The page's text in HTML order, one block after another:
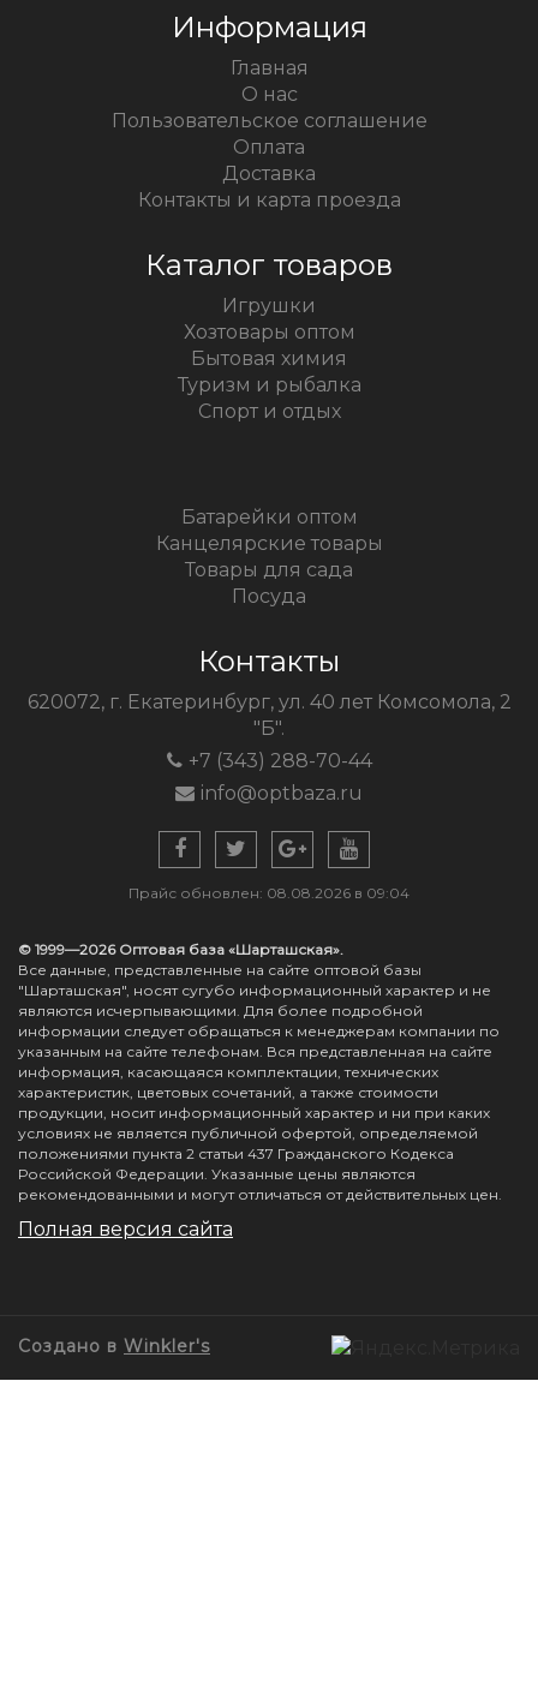
Информация
Главная
О нас
Пользовательское соглашение
Оплата
Доставка
Контакты и карта проезда
Каталог товаров
Игрушки
Хозтовары оптом
Бытовая химия
Туризм и рыбалка
Спорт и отдых
Батарейки оптом
Канцелярские товары
Товары для сада
Посуда
Контакты
620072, г. Екатеринбург, ул. 40 лет Комсомола, 2
"Б".
+7 (343) 288-70-44
info@optbaza.ru
Прайс обновлен: 08.08.2026 в 09:04
© 1999—2026 Оптовая база «Шарташская».
Все данные, представленные на сайте оптовой базы
"Шарташская", носят сугубо информационный характер и не
являются исчерпывающими. Для более подробной
информации следует обращаться к менеджерам компании по
указанным на сайте телефонам. Вся представленная на сайте
информация, касающаяся комплектации, технических
характеристик, цветовых сочетаний, а также стоимости
продукции, носит информационный характер и ни при каких
условиях не является публичной офертой, определяемой
положениями пункта 2 статьи 437 Гражданского Кодекса
Российской Федерации. Указанные цены являются
рекомендованными и могут отличаться от действительных цен.
Полная версия сайта
Создано в Winkler's